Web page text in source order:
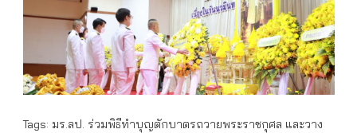
Tags: มร.ลป. ร่วมพิธีทำบุญตักบาตรถวายพระราชกุศล และวาง